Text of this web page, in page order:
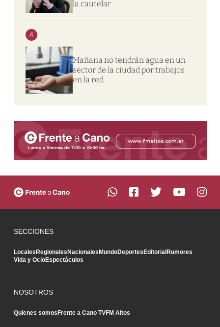
la cautelar
4
Mañana no tendrán agua en un
sector de la ciudad por trabajos
en la red
SECCIONES
LocalesRegionalesNacionalesMundoDeportesEditorialRumores
Vida y OcioEspectáculos
NOSOTROS
Quienes somosFrente a Cano TVFM Altos